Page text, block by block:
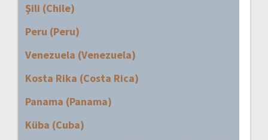
Şili (Chile)
Peru (Peru)
Venezuela (Venezuela)
Kosta Rika (Costa Rica)
Panama (Panama)
Küba (Cuba)